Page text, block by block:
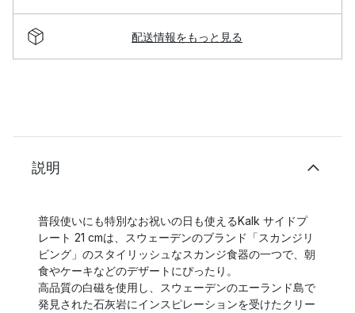
配送情報をもっと見る
説明
普段使いにも特別なお祝いの日も使えるKalk サイドプ
レート 21 cmは、スウェーデンのブランド「スカンジリ
ビング」のスタイリッシュなスカンジ食器の一つで、朝
食やケーキなどのデザートにぴったり。
高品質の白磁を使用し、スウェーデンのエーランド島で
発見された石灰岩にインスピレーションを受けたクリー